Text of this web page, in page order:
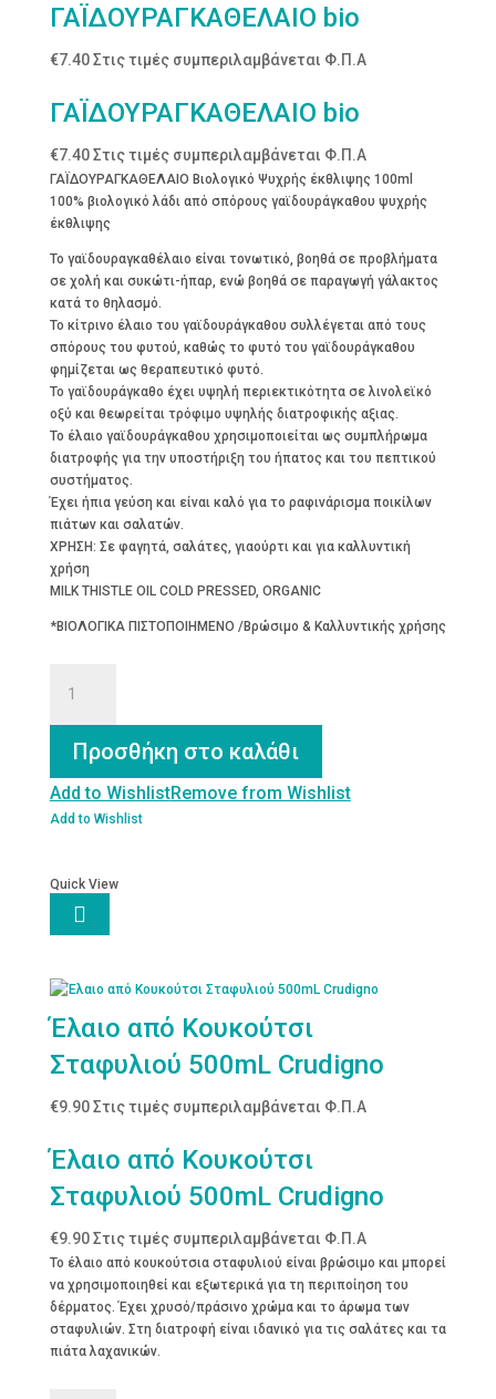
ΓΑΪΔΟΥΡΑΓΚΑΘΕΛΑΙΟ bio
€7.40 Στις τιμές συμπεριλαμβάνεται Φ.Π.Α
ΓΑΪΔΟΥΡΑΓΚΑΘΕΛΑΙΟ bio
€7.40 Στις τιμές συμπεριλαμβάνεται Φ.Π.Α
ΓΑΪΔΟΥΡΑΓΚΑΘΕΛΑΙΟ Βιολογικό Ψυχρής έκθλιψης 100ml
100% βιολογικό λάδι από σπόρους γαϊδουράγκαθου ψυχρής
έκθλιψης
Το γαϊδουραγκαθέλαιο είναι τονωτικό, βοηθά σε προβλήματα
σε χολή και συκώτι-ήπαρ, ενώ βοηθά σε παραγωγή γάλακτος
κατά το θηλασμό.
Το κίτρινο έλαιο του γαϊδουράγκαθου συλλέγεται από τους
σπόρους του φυτού, καθώς το φυτό του γαϊδουράγκαθου
φημίζεται ως θεραπευτικό φυτό.
Το γαϊδουράγκαθο έχει υψηλή περιεκτικότητα σε λινολεϊκό
οξύ και θεωρείται τρόφιμο υψηλής διατροφικής αξιας.
Το έλαιο γαϊδουράγκαθου χρησιμοποιείται ως συμπλήρωμα
διατροφής για την υποστήριξη του ήπατος και του πεπτικού
συστήματος.
Έχει ήπια γεύση και είναι καλό για το ραφινάρισμα ποικίλων
πιάτων και σαλατών.
ΧΡΗΣΗ: Σε φαγητά, σαλάτες, γιαούρτι και για καλλυντική
χρήση
MILK THISTLE OIL COLD PRESSED, ORGANIC
*ΒΙΟΛΟΓΙΚΑ ΠΙΣΤΟΠΟΙΗΜΕΝΟ /Βρώσιμο & Καλλυντικής χρήσης
Προσθήκη στο καλάθι
Add to WishlistRemove from Wishlist
Add to Wishlist
Quick View

Έλαιο από Κουκούτσι
Σταφυλιού 500mL Crudigno
€9.90 Στις τιμές συμπεριλαμβάνεται Φ.Π.Α
Έλαιο από Κουκούτσι
Σταφυλιού 500mL Crudigno
€9.90 Στις τιμές συμπεριλαμβάνεται Φ.Π.Α
Το έλαιο από κουκούτσια σταφυλιού είναι βρώσιμο και μπορεί
να χρησιμοποιηθεί και εξωτερικά για τη περιποίηση του
δέρματος. Έχει χρυσό/πράσινο χρώμα και το άρωμα των
σταφυλιών. Στη διατροφή είναι ιδανικό για τις σαλάτες και τα
πιάτα λαχανικών.